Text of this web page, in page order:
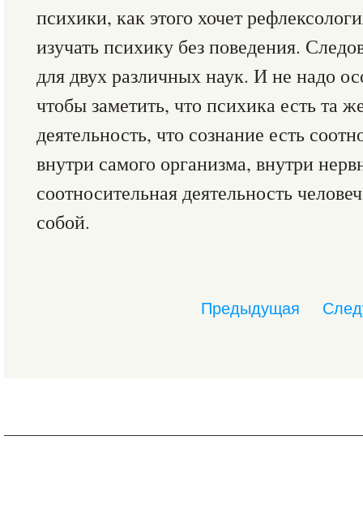
психики, как этого хочет
изучать психику без поведения.
для двух различных наук. И не надо
чтобы заметить, что психика есть та
деятельность, что сознание есть
внутри самого организма, внутри
соотносительная деятельность
собой.
Предыдущая